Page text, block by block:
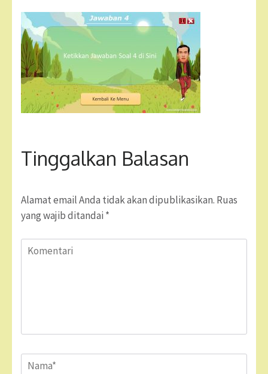
Tinggalkan Balasan
Alamat email Anda tidak akan dipublikasikan. Ruas
yang wajib ditandai *
Komentari
Name*